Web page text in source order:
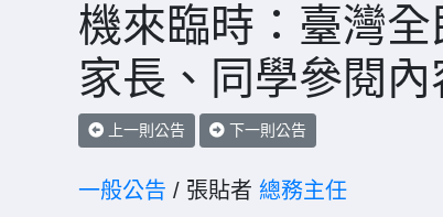
機來臨時：臺灣全
家長、同學參閱內
上一則公告 下一則公告
一般公告 / 張貼者 總務主任